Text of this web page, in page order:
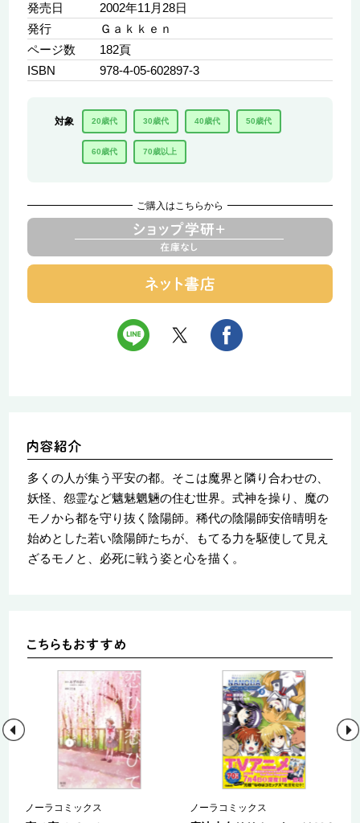
発売日
2002年11月28日
発行
Ｇａｋｋｅｎ
ページ数
182頁
ISBN
978-4-05-602897-3
対象 20歳代 30歳代 40歳代 50歳代
60歳代 70歳以上
ご購入はこちらから
多くの人が集う平安の都。そこは魔界と隣り合わせの、
妖怪、怨霊など魑魅魍魎の住む世界。式神を操り、魔の
モノから都を守り抜く陰陽師。稀代の陰陽師安倍晴明を
始めとした若い陰陽師たちが、もてる力を駆使して見え
ざるモノと、必死に戦う姿と心を描く。
ノーラコミックス ノーラコミックス